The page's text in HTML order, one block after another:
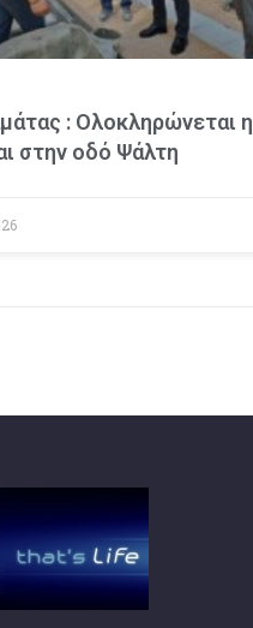
: Ολοκληρώνεται η
στην οδό Ψάλτη